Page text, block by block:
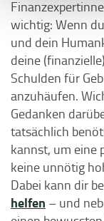
wichtig: Wenn
und dein
deine
Schulden für
anzuhäufen.
Gedanken
tatsächlich
kannst, um eine
keine unnötig
Dabei kann dir
helfen – und